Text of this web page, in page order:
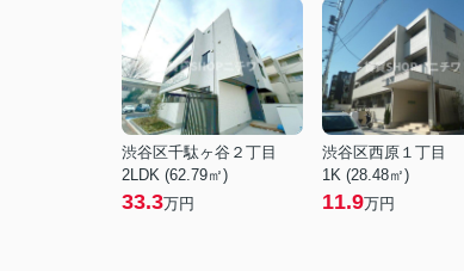
渋谷区千駄ヶ谷２丁目
2LDK (62.79㎡)
33.3万円
渋谷区西原１丁目
1K (28.48㎡)
11.9万円